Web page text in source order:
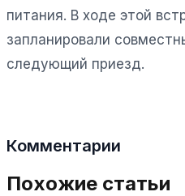
питания. В ходе этой
запланировали
следующий приезд.
Комментарии
Похожие статьи